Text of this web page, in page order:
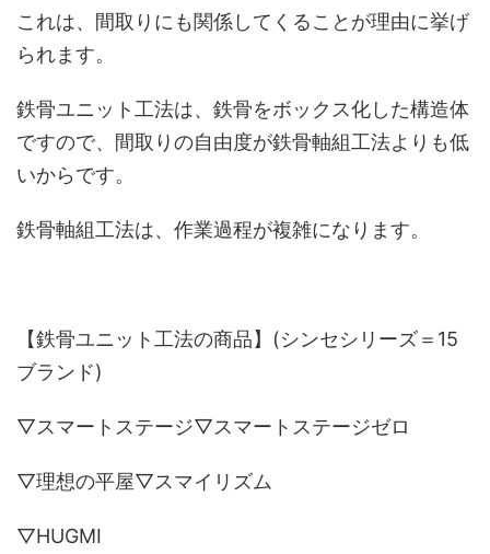
これは、間取りにも関係してくることが理由に挙げ
られます。
鉄骨ユニット工法は、鉄骨をボックス化した構造体
ですので、間取りの自由度が鉄骨軸組工法よりも低
いからです。
鉄骨軸組工法は、作業過程が複雑になります。
【鉄骨ユニット工法の商品】(シンセシリーズ＝15
ブランド)
▽スマートステージ▽スマートステージゼロ
▽理想の平屋▽スマイリズム
▽HUGMI